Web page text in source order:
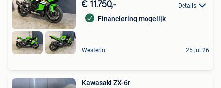
€ 11.750,- Details
Financiering mogelijk
Westerlo 25 jul 26
Kawasaki ZX-6r